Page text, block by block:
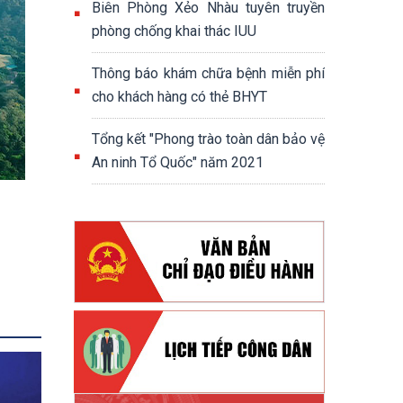
Biên Phòng Xẻo Nhàu tuyên truyền
phòng chống khai thác IUU
Thông báo khám chữa bệnh miễn phí
cho khách hàng có thẻ BHYT
Tổng kết "Phong trào toàn dân bảo vệ
An ninh Tổ Quốc" năm 2021